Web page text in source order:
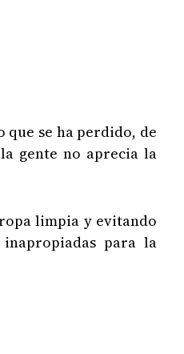
se ha perdido, de
gente no aprecia la
limpia y evitando
para la